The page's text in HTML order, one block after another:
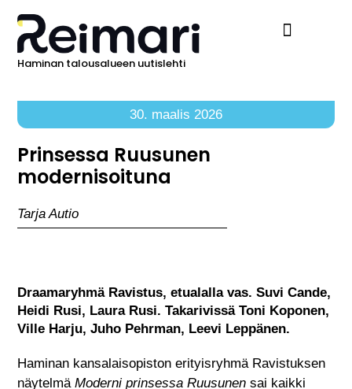
Haminan talousalueen uutislehti
30. maalis 2026
Prinsessa Ruusunen
modernisoituna
Tarja Autio
Draamaryhmä Ravistus, etualalla vas. Suvi Cande,
Heidi Rusi, Laura Rusi. Takarivissä Toni Koponen,
Ville Harju, Juho Pehrman, Leevi Leppänen.
Haminan kansalaisopiston erityisryhmä Ravistuksen
näytelmäModerni prinsessa Ruusunen sai kaikki